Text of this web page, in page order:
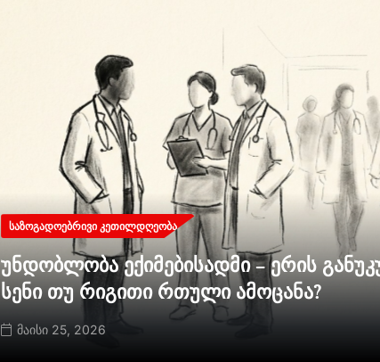
ᲡᲐᲖᲝᲒᲐᲓᲝᲔᲑᲠᲘᲕᲘ ᲙᲔᲗᲘᲚᲓᲦᲔᲝᲑᲐ
უნდობლობა ექიმებისადმი – ერის
სენი თუ რიგითი რთული ამოცანა?
მაისი 25, 2026